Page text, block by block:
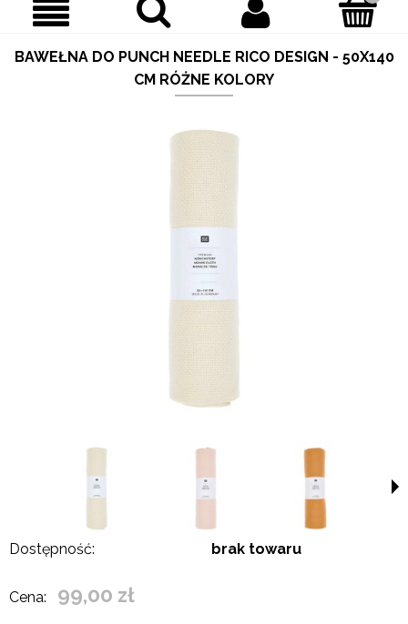
BAWEŁNA DO PUNCH NEEDLE RICO DESIGN - 50X140
CM RÓŻNE KOLORY
Dostępność: brak towaru
Cena: 99,00 zł